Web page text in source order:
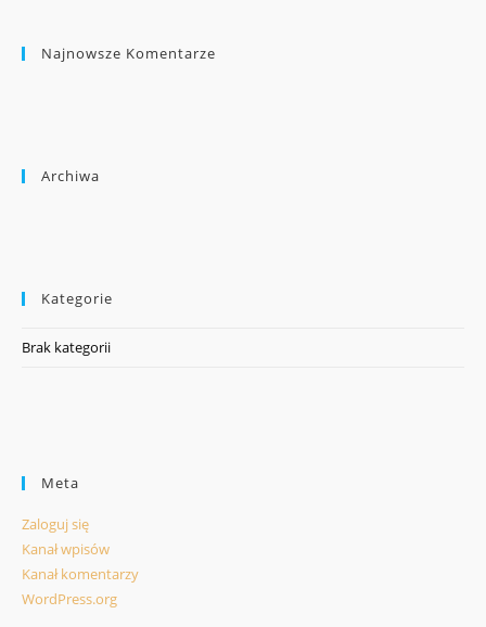
Najnowsze Komentarze
Archiwa
Kategorie
Brak kategorii
Meta
Zaloguj się
Kanał wpisów
Kanał komentarzy
WordPress.org